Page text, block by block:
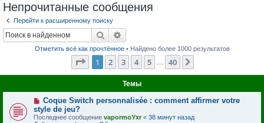
Непрочитанные сообщения
Перейти к расширенному поиску
Поиск
Отметить всё как прочтённое• Найдено более 1000 результатов
Страница из 40
1 2 3 4 5 40
Темы
Н
в
о
Coque Switch personnalisée : comment affirmer votre
style de jeu?
Последнее сообщение vapormoYxr« 38 минут назад